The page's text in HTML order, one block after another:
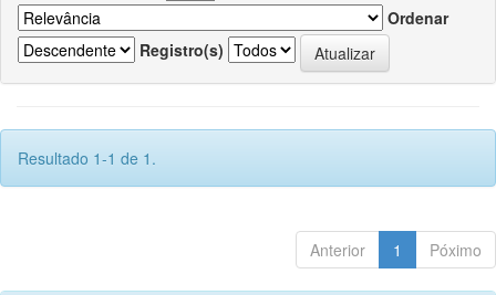
Ordenar
Registro(s)
Resultado 1-1 de 1.
Anterior 1 Póximo